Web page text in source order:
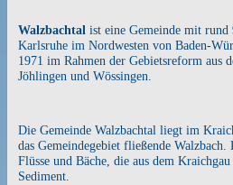
Walzbachtal ist eine Gemeinde mit
Karlsruhe im Nordwesten von Baden-
1971 im Rahmen der Gebietsreform aus
Jöhlingen und Wössingen.
Die Gemeinde Walzbachtal liegt im
das Gemeindegebiet fließende
Flüsse und Bäche, die aus dem
Sediment.